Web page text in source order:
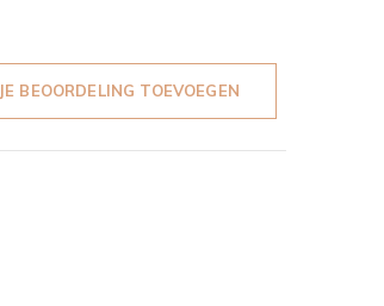
JE BEOORDELING TOEVOEGEN